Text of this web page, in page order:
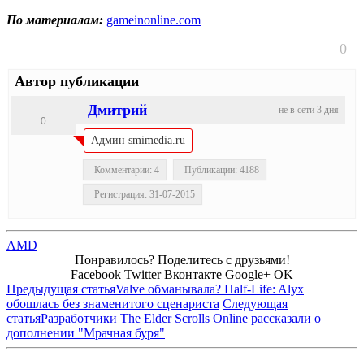
По материалам: gameinonline.com
0
Автор публикации
не в сети 3 дня
Дмитрий
0
Админ smimedia.ru
Комментарии: 4 Публикации: 4188
Регистрация: 31-07-2015
AMD
Понравилось? Поделитесь с друзьями!
Facebook Twitter Вконтакте Google+ OK
Предыдущая статьяValve обманывала? Half-Life: Alyx
обошлась без знаменитого сценариста Следующая
статьяРазработчики The Elder Scrolls Online рассказали о
дополнении "Мрачная буря"